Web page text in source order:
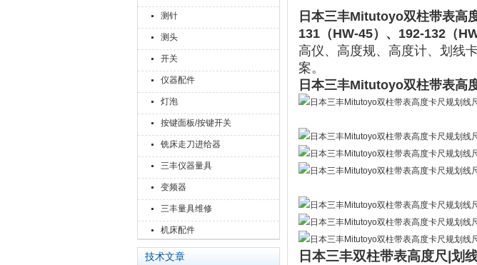
测针
测头
开关
仪器配件
灯泡
按键面板/按键开关
铣床走刀进给器
三丰仪器量具
变频器
三丰量具维修
机床配件
技术文章
日本三丰Mitutoyo双柱带表高
131（HW-45）、192-132（
高仪、高度规、高度计、划线
案。
日本三丰Mitutoyo双柱带表高
日本三丰双柱带表高度尺|划